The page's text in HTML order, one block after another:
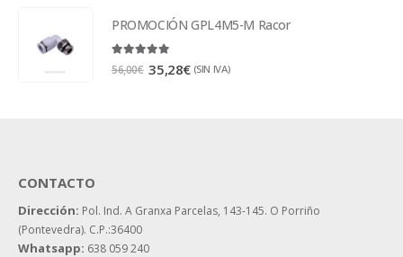
PROMOCIÓN GPL4M5-M Racor
5.00out of 5
56,00€ 35,28€ (SIN IVA)
CONTACTO
Dirección: Pol. Ind. A Granxa Parcelas, 143-145. O Porriño
(Pontevedra). C.P.:36400
Whatsapp: 638 059 240